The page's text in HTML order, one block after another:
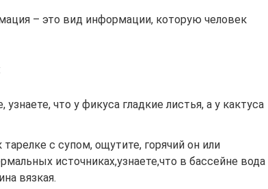
– это вид информации, которую человек
что у фикуса гладкие листья, а у кактуса
с супом, ощутите, горячий он или
источниках,узнаете,что в бассейне вода
вязкая.